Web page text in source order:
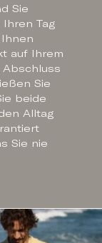
Sie
Tag
Ihnen
auf Ihrem
Abschluss
Sie
beide
Alltag
Sie nie